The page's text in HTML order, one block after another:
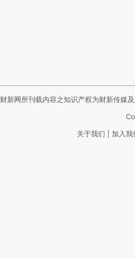
财新网所刊载内容之知识产权为财新传媒
关于我们 加入我